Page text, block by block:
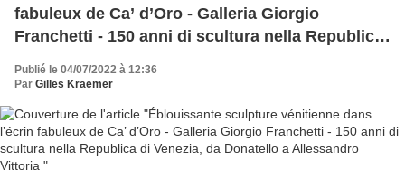
fabuleux de Ca’ d’Oro - Galleria Giorgio
Franchetti - 150 anni di scultura nella Republica
di Venezia, da Donatello a Allessandro Vittoria
Publié le 04/07/2022 à 12:36
Par Gilles Kraemer